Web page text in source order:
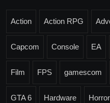
Action Action RPG
Capcom Console EA
Film FPS gamescom
GTA 6 Hardware Horror